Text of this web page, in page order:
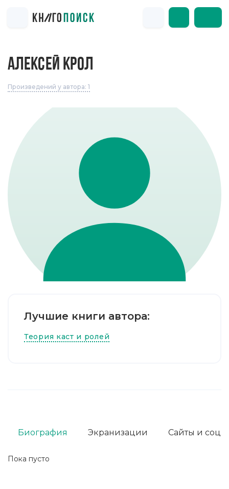
АЛЕКСЕЙ КРОЛ
Произведений у автора: 1
Лучшие книги автора:
Теория каст и ролей
Пока пусто
Биография Экранизации Сайты и соц.